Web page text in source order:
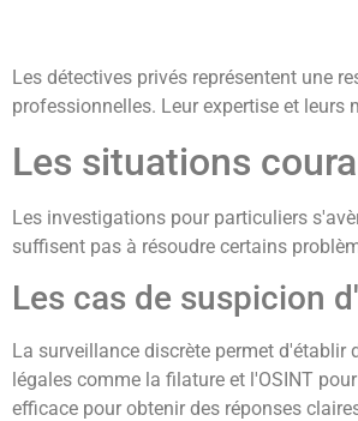
Les détectives privés représentent une
professionnelles. Leur expertise et leurs
Les situations
Les investigations pour particuliers
suffisent pas à résoudre certains
Les cas de suspicion
La surveillance discrète permet
légales comme la filature et l'OSINT
efficace pour obtenir des réponses